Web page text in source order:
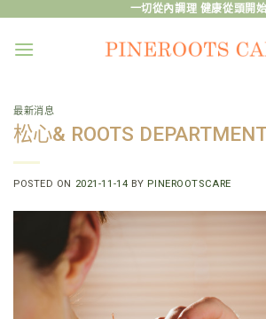
content
一切從內調理 健康從頭開始
最新消息
松心& ROOTS
POSTED ON 2021-11-14 BY PINEROOTSCARE